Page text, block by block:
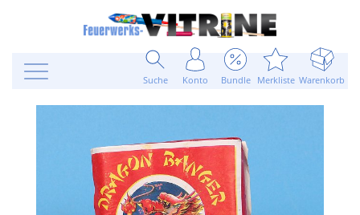
Suche Konto Bundle Merkliste Warenkorb